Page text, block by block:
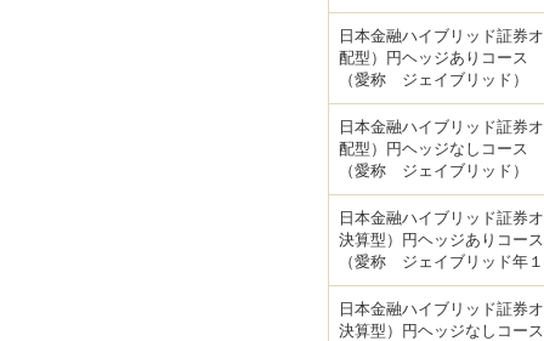
日本金融ハイブリッド証券
配型）円ヘッジありコース
（愛称 ジェイブリッド）
日本金融ハイブリッド証券
配型）円ヘッジなしコース
（愛称 ジェイブリッド）
日本金融ハイブリッド証券
決算型）円ヘッジありコース
（愛称 ジェイブリッド年
日本金融ハイブリッド証券
決算型）円ヘッジなしコース